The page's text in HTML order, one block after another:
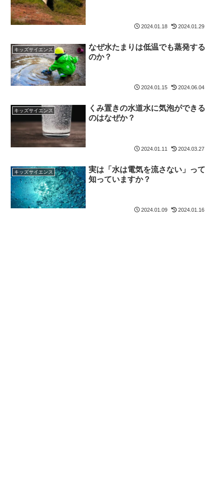
2024.01.18 2024.01.29
キッズサイエンス
なぜ水たまりは低温でも蒸発する
のか？
2024.01.15 2024.06.04
キッズサイエンス
くみ置きの水道水に気泡ができる
のはなぜか？
2024.01.11 2024.03.27
キッズサイエンス
実は「水は電気を流さない」って
知っていますか？
2024.01.09 2024.01.16